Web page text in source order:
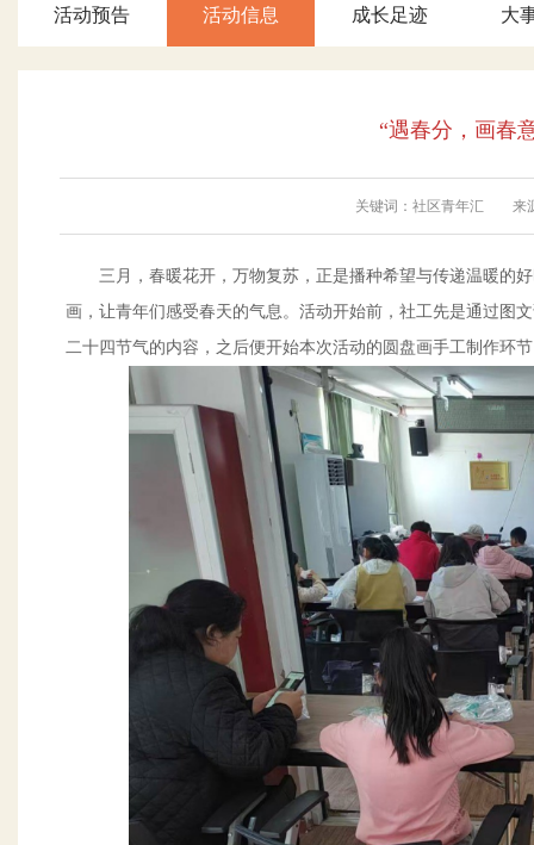
活动预告 活动信息 成长足迹 大
“遇春分，画春
关键词：社区青年汇 来
三月，春暖花开，万物复苏，正是播种希望与传递温暖的
画，让青年们感受春天的气息。活动开始前，社工先是通过图
二十四节气的内容，之后便开始本次活动的圆盘画手工制作环